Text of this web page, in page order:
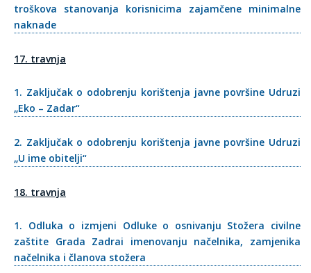
troškova stanovanja korisnicima zajamčene minimalne
naknade
17. travnja
1. Zaključak o odobrenju korištenja javne površine Udruzi
„Eko – Zadar“
2. Zaključak o odobrenju korištenja javne površine Udruzi
„U ime obitelji“
18. travnja
1. Odluka o izmjeni Odluke o osnivanju Stožera civilne
zaštite Grada Zadrai imenovanju načelnika, zamjenika
načelnika i članova stožera